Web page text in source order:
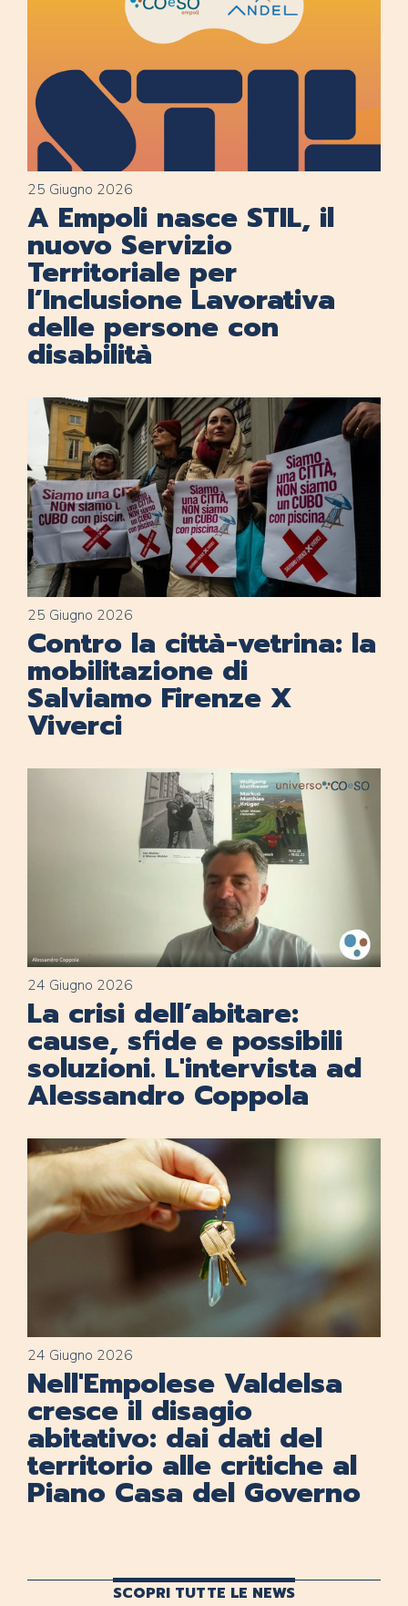
25 Giugno 2026
A Empoli nasce STIL, il
nuovo Servizio
Territoriale per
l’Inclusione Lavorativa
delle persone con
disabilità
25 Giugno 2026
Contro la città-vetrina: la
mobilitazione di
Salviamo Firenze X
Viverci
24 Giugno 2026
La crisi dell’abitare:
cause, sfide e possibili
soluzioni. L'intervista ad
Alessandro Coppola
24 Giugno 2026
Nell'Empolese Valdelsa
cresce il disagio
abitativo: dai dati del
territorio alle critiche al
Piano Casa del Governo
SCOPRI TUTTE LE NEWS